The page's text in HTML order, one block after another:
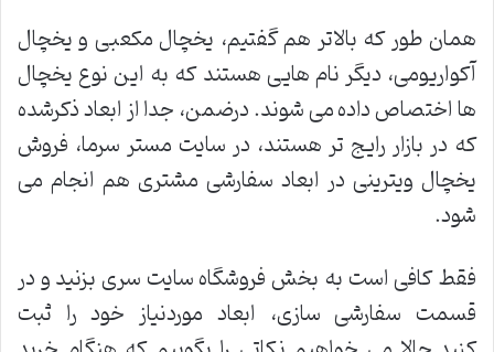
همان طور که بالاتر هم گفتیم، یخچال مکعبی و یخچال
آکواریومی، دیگر نام هایی هستند که به این نوع یخچال
ها اختصاص داده می شوند. درضمن، جدا از ابعاد ذکرشده
که در بازار رایج تر هستند، در سایت مستر سرما، فروش
یخچال ویترینی در ابعاد سفارشی مشتری هم انجام می
شود.
فقط کافی است به بخش فروشگاه سایت سری بزنید و در
قسمت سفارشی سازی، ابعاد موردنیاز خود را ثبت